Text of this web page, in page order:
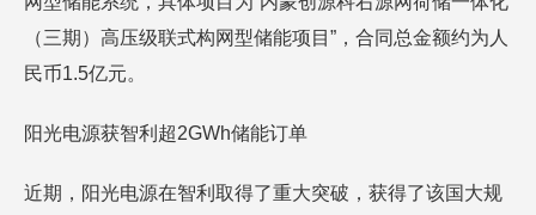
（三期）高压级联式构网型储能项目”，合同总金额约为人
民币1.5亿元。
阳光电源获智利超2GWh储能订单
近期，阳光电源在智利取得了重大突破，获得了该国大规